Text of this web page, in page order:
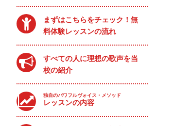
まずはこちらをチェック！無
料体験レッスンの流れ
すべての人に理想の歌声を当
校の紹介
独自のパワフルヴォイス・メソッド
レッスンの内容